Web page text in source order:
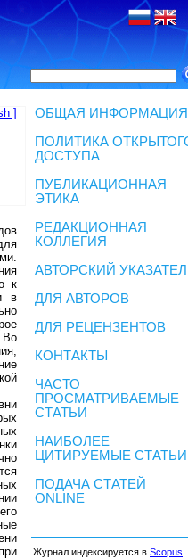
]
к
в
Во
ОБЩАЯ ИНФОРМАЦИЯ
ПОЛИТИКА
ДОСТУПА
ПУБЛИКАЦИОННАЯ
ЭТИКА
РЕДАКЦИОННАЯ
КОЛЛЕГИЯ
АВТОРСКИЙ
ДЛЯ АВТОРОВ
ДЛЯ РЕЦЕНЗЕНТОВ
КОНТАКТЫ
ЧАСТО
ПРОСМАТРИВАЕМЫЕ
СТАТЬИ
НАИБОЛЕЕ
ЦИТИРУЕМЫЕ СТАТЬИ
ПОДАЧА СТАТЕЙ
ONLINE
Журнал индексируется в Scopus